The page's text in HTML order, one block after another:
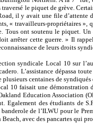
le piquet de grève.
il y avait une file d’attente
« travailleurs-propriétaires »,
ont soutenu le piquet. Un
arrêter cette guerre. » Il
de leurs droits
syndicale Local 10 sur
L’assistance dépassa
plusieurs centaines de
10 faisait une démonstration
Education Association
Egalement des étudiants de
de l’ILWU pour le
avec des pancartes qui